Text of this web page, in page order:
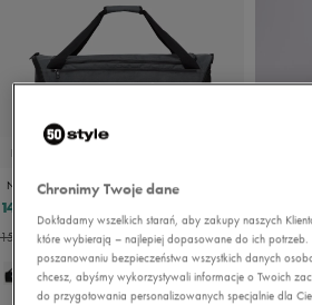
PROMO: DO -30%
NIKE TORBA NIKE BRASILIA 9.5 MEDIUM 60L
143,99 zł
152,99 zł- najniższa cena 246,99 zł
Chronimy Twoje dane
Dokładamy wszelkich starań, aby zakupy naszych
które wybierają – najlepiej dopasowane do ich potrzeb.
poszanowaniu bezpieczeństwa wszystkich danych
chcesz, abyśmy wykorzystywali informacje o Twoich
do przygotowania personalizowanych specjalnie dla